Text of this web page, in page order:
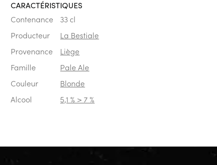
CARACTÉRISTIQUES
Contenance
33 cl
Producteur
La Bestiale
Provenance
Liège
Famille
Pale Ale
Couleur
Blonde
Alcool
5,1 % > 7 %